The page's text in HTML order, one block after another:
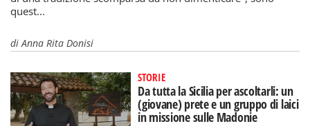
quest...
diAnna Rita Donisi
STORIE
Da tutta la Sicilia per ascoltarli: un
(giovane) prete e un gruppo di laici
in missione sulle Madonie